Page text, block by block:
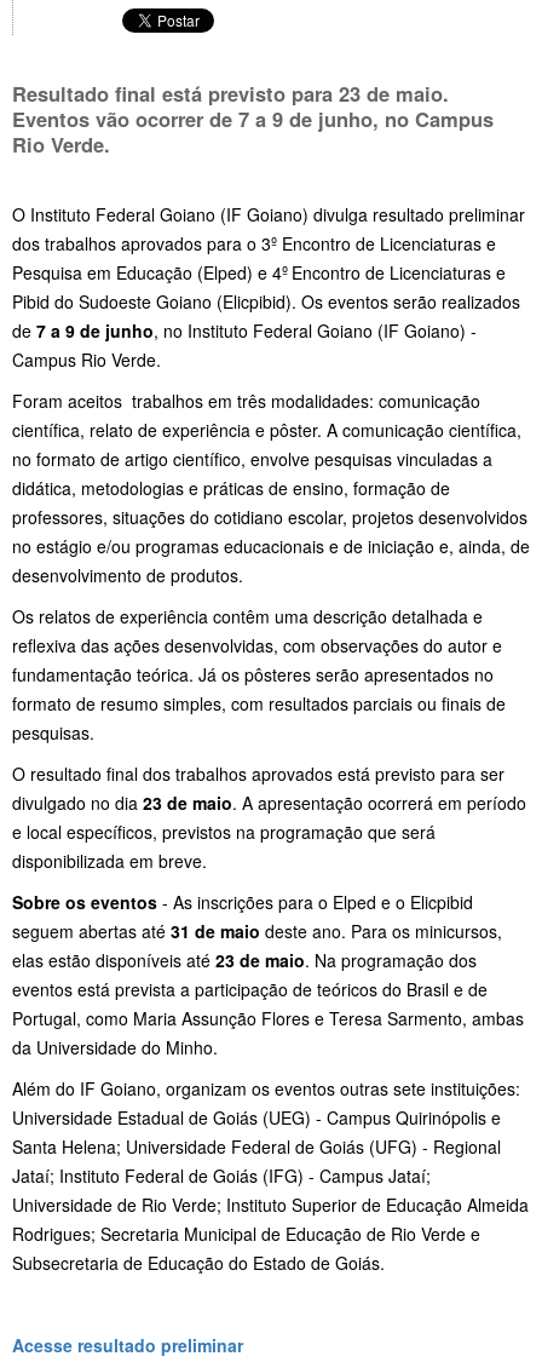
Resultado final está previsto para 23 de maio.
Eventos vão ocorrer de 7 a 9 de junho, no Campus
Rio Verde.
O Instituto Federal Goiano (IF Goiano) divulga resultado preliminar
dos trabalhos aprovados para o 3º Encontro de Licenciaturas e
Pesquisa em Educação (Elped) e 4º Encontro de Licenciaturas e
Pibid do Sudoeste Goiano (Elicpibid). Os eventos serão realizados
de 7 a 9 de junho, no Instituto Federal Goiano (IF Goiano) -
Campus Rio Verde.
Foram aceitos trabalhos em três modalidades: comunicação
científica, relato de experiência e pôster. A comunicação científica,
no formato de artigo científico, envolve pesquisas vinculadas a
didática, metodologias e práticas de ensino, formação de
professores, situações do cotidiano escolar, projetos desenvolvidos
no estágio e/ou programas educacionais e de iniciação e, ainda, de
desenvolvimento de produtos.
Os relatos de experiência contêm uma descrição detalhada e
reflexiva das ações desenvolvidas, com observações do autor e
fundamentação teórica. Já os pôsteres serão apresentados no
formato de resumo simples, com resultados parciais ou finais de
pesquisas.
O resultado final dos trabalhos aprovados está previsto para ser
divulgado no dia 23 de maio. A apresentação ocorrerá em período
e local específicos, previstos na programação que será
disponibilizada em breve.
Sobre os eventos - As inscrições para o Elped e o Elicpibid
seguem abertas até 31 de maio deste ano. Para os minicursos,
elas estão disponíveis até 23 de maio. Na programação dos
eventos está prevista a participação de teóricos do Brasil e de
Portugal, como Maria Assunção Flores e Teresa Sarmento, ambas
da Universidade do Minho.
Além do IF Goiano, organizam os eventos outras sete instituições:
Universidade Estadual de Goiás (UEG) - Campus Quirinópolis e
Santa Helena; Universidade Federal de Goiás (UFG) - Regional
Jataí; Instituto Federal de Goiás (IFG) - Campus Jataí;
Universidade de Rio Verde; Instituto Superior de Educação Almeida
Rodrigues; Secretaria Municipal de Educação de Rio Verde e
Subsecretaria de Educação do Estado de Goiás.
Acesse resultado preliminar